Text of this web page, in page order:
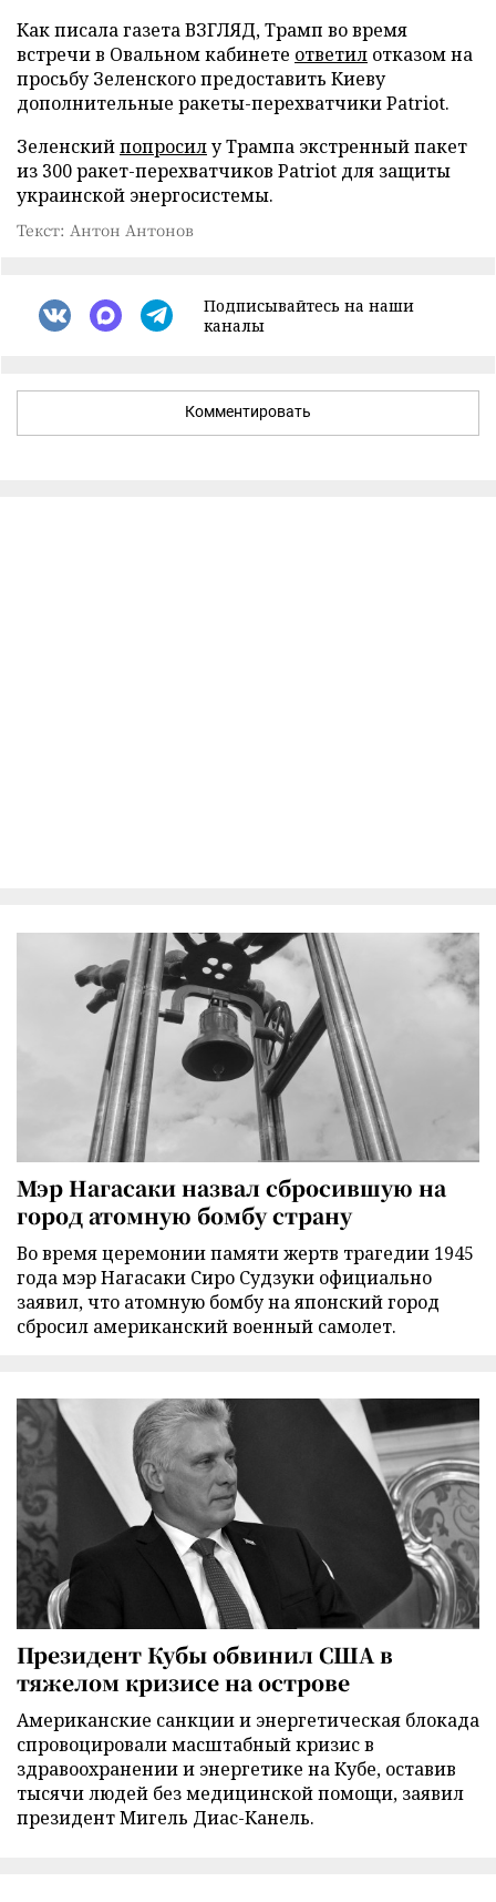
Как писала газета ВЗГЛЯД, Трамп во время
встречи в Овальном кабинете ответил отказом на
просьбу Зеленского предоставить Киеву
дополнительные ракеты-перехватчики Patriot.
Зеленскийпопросилу Трампа экстренный пакет
из 300 ракет-перехватчиков Patriot для защиты
украинской энергосистемы.
Текст: Антон Антонов
Подписывайтесь на наши
каналы
Комментировать
Мэр Нагасаки назвал сбросившую на
город атомную бомбу страну
Во время церемонии памяти жертв трагедии 1945
года мэр Нагасаки Сиро Судзуки официально
заявил, что атомную бомбу на японский город
сбросил американский военный самолет.
Президент Кубы обвинил США в
тяжелом кризисе на острове
Американские санкции и энергетическая блокада
спровоцировали масштабный кризис в
здравоохранении и энергетике на Кубе, оставив
тысячи людей без медицинской помощи, заявил
президент Мигель Диас-Канель.